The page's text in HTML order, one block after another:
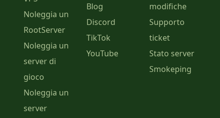
Noleggia un
RootServer
Noleggia un
server di
gioco
Noleggia un
server
Blog
Discord
TikTok
YouTube
modifiche
Supporto
ticket
Stato server
Smokeping